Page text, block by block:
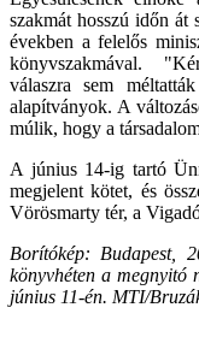
szakmát hosszú időn át
években a felelős
könyvszakmával.
válaszra sem
alapítványok. A
múlik, hogy a
A június 14-ig tartó
megjelent kötet, és
Vörösmarty tér, a
Borítókép: Budapest,
könyvhéten a megnyitó
június 11-én. MTI/